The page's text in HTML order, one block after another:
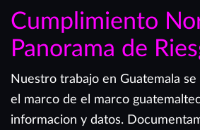
Cumplimiento
Panorama de
Nuestro trabajo en Guatemala
el marco de el marco
informacion y datos.